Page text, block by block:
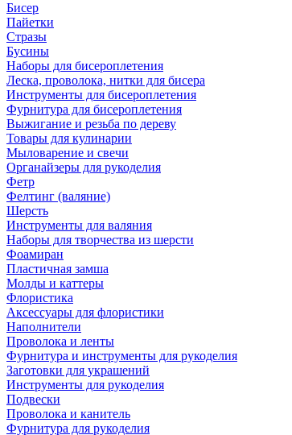
Бисер
Пайетки
Стразы
Бусины
Наборы для бисероплетения
Леска, проволока, нитки для бисера
Инструменты для бисероплетения
Фурнитура для бисероплетения
Выжигание и резьба по дереву
Товары для кулинарии
Мыловарение и свечи
Органайзеры для рукоделия
Фетр
Фелтинг (валяние)
Шерсть
Инструменты для валяния
Наборы для творчества из шерсти
Фоамиран
Пластичная замша
Молды и каттеры
Флористика
Аксессуары для флористики
Наполнители
Проволока и ленты
Фурнитура и инструменты для рукоделия
Заготовки для украшений
Инструменты для рукоделия
Подвески
Проволока и канитель
Фурнитура для рукоделия